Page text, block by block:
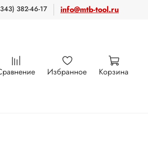
382-46-17 info@mtb-tool.ru
Избранное Корзина